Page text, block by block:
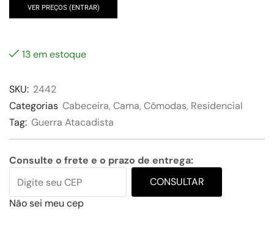
VER PREÇOS (ENTRAR)
13 em estoque
SKU: 2442
Categorias Cabeceira, Cama, Cômodas, Residencial
Tag: Guerra Atacadista
Consulte o frete e o prazo de entrega:
CONSULTAR
Não sei meu cep